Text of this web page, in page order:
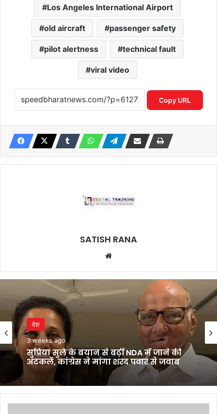
Los Angeles International Airport
old aircraft passenger safety
pilot alertness technical fault
viral video
Copy URL
SATISH RANA
देश
3 weeks ago
सुप्रिया सुले के बयान से बढ़ीं NDA में जाने की
अटकलें, कांग्रेस ने मांगा शरद पवार से जवाब
देश
4 weeks ago